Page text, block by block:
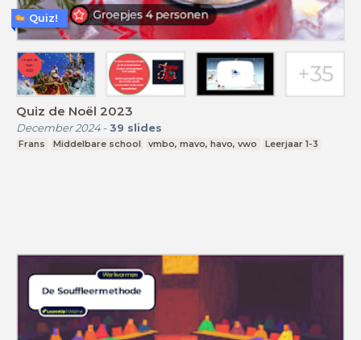
Quiz de Noël 2023
December 2024- 39 slides
Frans Middelbare school vmbo, mavo, havo, vwo Leerjaar 1-3
Quiz!